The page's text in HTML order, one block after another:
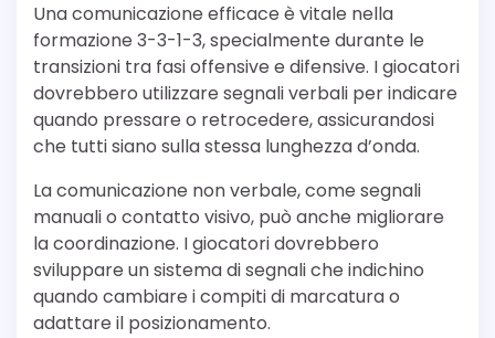
Una comunicazione efficace è vitale nella
formazione 3-3-1-3, specialmente durante le
transizioni tra fasi offensive e difensive. I giocatori
dovrebbero utilizzare segnali verbali per indicare
quando pressare o retrocedere, assicurandosi
che tutti siano sulla stessa lunghezza d’onda.
La comunicazione non verbale, come segnali
manuali o contatto visivo, può anche migliorare
la coordinazione. I giocatori dovrebbero
sviluppare un sistema di segnali che indichino
quando cambiare i compiti di marcatura o
adattare il posizionamento.